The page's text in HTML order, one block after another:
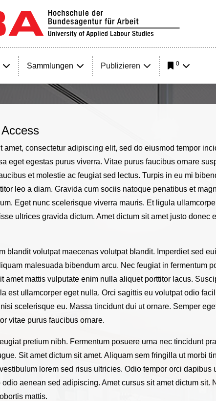
Sammlungen Publizieren 0
amet, consectetur adipiscing elit, sed do eiusmod tempor
eget egestas purus viverra. Vitae purus faucibus ornare
et molestie ac feugiat sed lectus. Turpis in eu mi
leo a diam. Gravida cum sociis natoque penatibus et
Eget nunc scelerisque viverra mauris. Et ligula
ultrices gravida dictum. Amet dictum sit amet justo
blandit volutpat maecenas volutpat blandit. Imperdiet sed
malesuada bibendum arcu. Nec feugiat in fermentum
amet mattis vulputate enim nulla aliquet porttitor lacus.
est ullamcorper eget nulla. Orci sagittis eu volutpat odio
scelerisque eu. Massa tincidunt dui ut ornare. Semper
vitae purus faucibus ornare.
pretium nibh. Fermentum posuere urna nec tincidunt
Sit amet dictum sit amet. Aliquam sem fringilla ut morbi
lorem sed risus ultricies. Odio tempor orci
aenean sed adipiscing. Amet cursus sit amet dictum
mattis.